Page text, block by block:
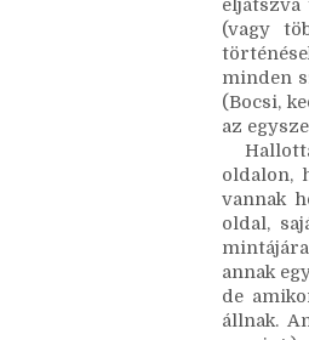
nem
hátha
Az
eljátszva
(vagy
minden
(Bocsi,
az
oldalon,
vannak
oldal,